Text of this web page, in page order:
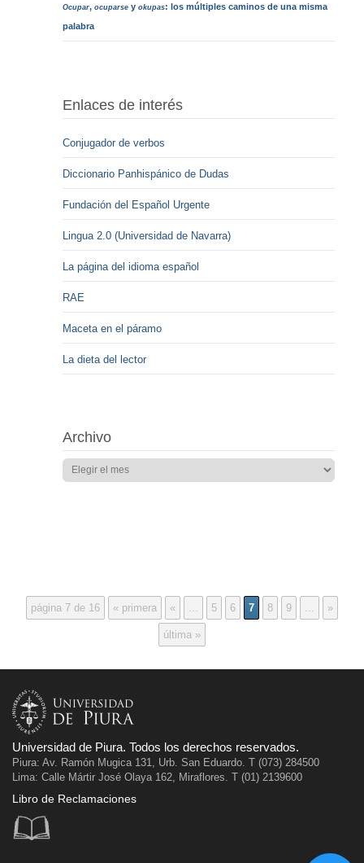
Ocupar,ocuparse yokupas: los múltiples caminos de una misma
palabra
Enlaces de interés
Conjugador de verbos
Diccionario Panhispánico de Dudas
Fundación del Español Urgente
Lingua 2.0 (Universidad de Navarra)
La página del idioma español
RAE
Maceta en el páramo
La dieta del lector
Archivo
página 7 de 16 « primera « ... 5 6 7 8 9 ... »
última »
Universidad de Piura. Todos los derechos reservados.
Piura: Av. Ramón Mugica 131, Urb. San Eduardo. T (073) 284500
Lima: Calle Mártir José Olaya 162, Miraflores. T (01) 2139600
Libro de Reclamaciones